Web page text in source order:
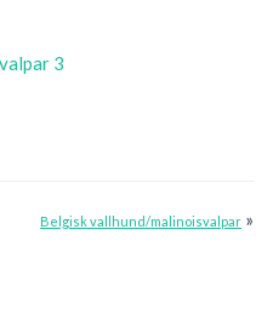
Belgisk vallhund/malinoisvalpar »